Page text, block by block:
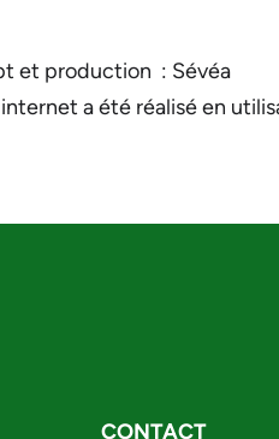
et production : Sévéa
a été réalisé en
CONTACT